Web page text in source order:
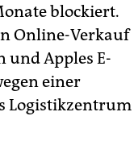
blockiert.
Online-Verkauf
und Apples E-
einer
Logistikzentrum